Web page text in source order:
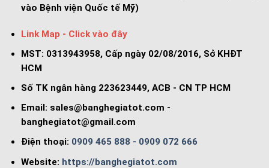
vào Bệnh viện Quốc tế Mỹ)
Link Map - Click vào đây
MST: 0313943958, Cấp ngày 02/08/2016, Sở KHĐT
HCM
Số TK ngân hàng 223623449, ACB - CN TP HCM
Email: sales@banghegiatot.com -
banghegiatot@gmail.com
Điện thoại: 0909 465 888 - 0909 072 666
Website: https://banghegiatot.com